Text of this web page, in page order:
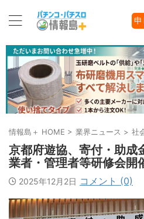
申
情報島＋ HOME > 業界ニュース > 社
京都府遊協、寄付・助成
業者・管理者等研修会開
2025年12月2日 コメント (0)